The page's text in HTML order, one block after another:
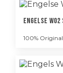
Engelse
100% Original